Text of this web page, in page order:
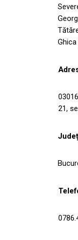
Ghica
21,
Județ